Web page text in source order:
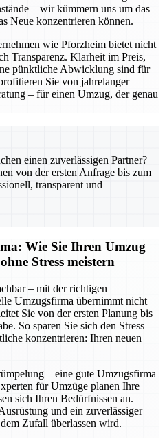
– wir kümmern uns um das
Neue konzentrieren können.
wie Pforzheim bietet nicht
Transparenz. Klarheit im Preis,
pünktliche Abwicklung sind für
Sie von jahrelanger
– für einen Umzug, der genau
einen zuverlässigen Partner?
von der ersten Anfrage bis zum
transparent und
Wie Sie Ihren Umzug
Stress meistern
– mit der richtigen
Umzugsfirma übernimmt nicht
Sie von der ersten Planung bis
So sparen Sie sich den Stress
konzentrieren: Ihren neuen
– eine gute Umzugsfirma
für Umzüge planen Ihre
sich Ihren Bedürfnissen an.
und ein zuverlässiger
Zufall überlassen wird.